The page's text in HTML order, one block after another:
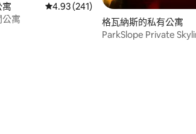
（滿分 5 分）
從 241 則評價中獲得 4.93 的平均評分
4.93 (241)
寓
格瓦納斯的私有公寓
ParkSlope Private